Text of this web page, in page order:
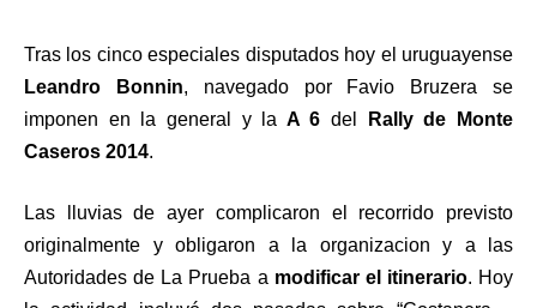
Tras los cinco especiales disputados hoy el uruguayense
Leandro Bonnin, navegado por Favio Bruzera se
imponen en la general y la A 6 del
Rally de Monte
Caseros 2014.
Las lluvias de ayer complicaron el recorrido previsto
originalmente y obligaron a la organizacion y a las
Autoridades de La Prueba a modificar el itinerario. Hoy